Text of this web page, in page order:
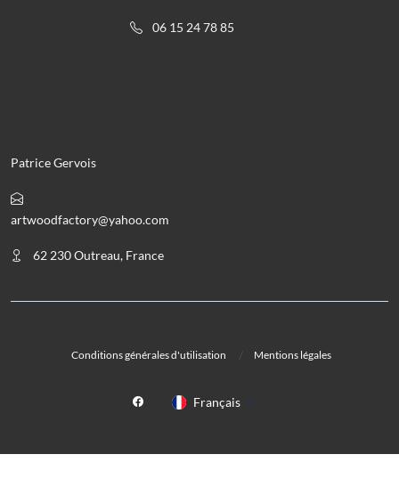
06 15 24 78 85
Patrice Gervois
artwoodfactory@yahoo.com
62 230 Outreau, France
Conditions générales d'utilisation Mentions légales
Français